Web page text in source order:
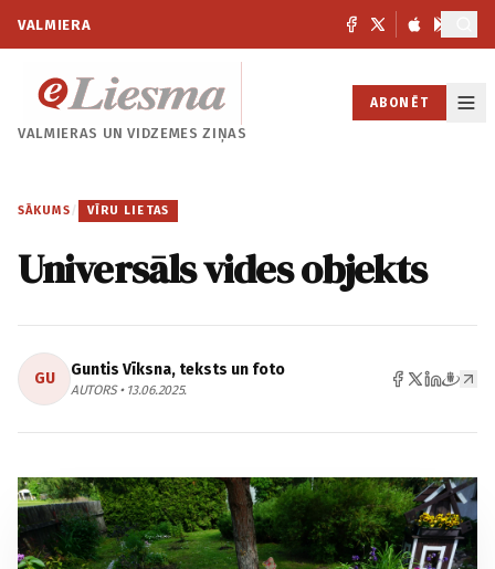
VALMIERA
VALMIERAS UNVIDZEMES ZIŅAS
ABONĒT
SĀKUMS / VĪRU LIETAS
Universāls vides objekts
GU Guntis Vīksna, teksts un foto
AUTORS • 13.06.2025.